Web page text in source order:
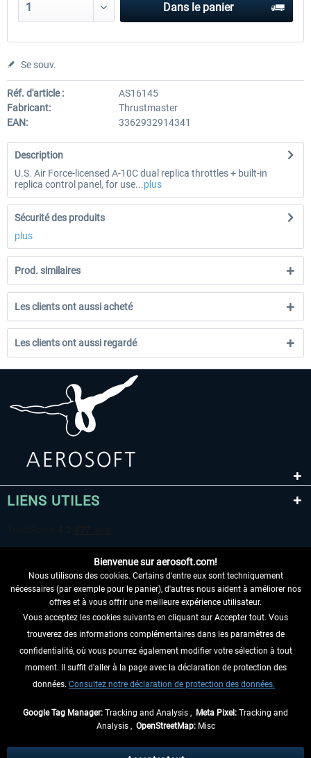
Dans le panier
Se souv.
Réf. d'article :
AS16145
Fabricant:
Thrustmaster
EAN:
3362932914341
Description
U.S. Air Force-licensed A-10C dual replica throttles + built-in
replica control panel, for use...plus
Sécurité des produits
plus
Prod. similaires
Les clients ont aussi acheté
Les clients ont aussi regardé
LIENS UTILES
RENONCER AU CONTRAT ICI
INFORMATIONS
NE MANQUEZ PAS LES DERNIÈRES
Bienvenue sur aerosoft.com!
Nous utilisons des cookies. Certains d'entre eux sont techniquement
nécessaires (par exemple pour le panier), d'autres nous aident à améliorer nos
offres et à vous offrir une meilleure expérience utilisateur.
Vous acceptez les cookies suivants en cliquant sur Accepter tout. Vous
trouverez des informations complémentaires dans les paramètres de
confidentialité, où vous pourrez également modifier votre sélection à tout
moment. Il suffit d'aller à la page avec la déclaration de protection des
données. Consultez notre déclaration de protection des données.
Google Tag Manager: Tracking and Analysis , Meta Pixel: Tracking and
Analysis , OpenStreetMap:Misc